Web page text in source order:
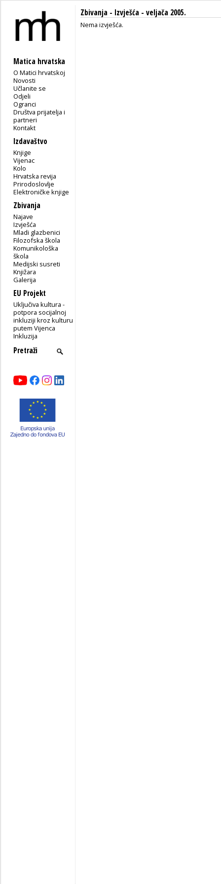
Matica hrvatska
O Matici hrvatskoj
Novosti
Učlanite se
Odjeli
Ogranci
Društva prijatelja i
partneri
Kontakt
Izdavaštvo
Knjige
Vijenac
Kolo
Hrvatska revija
Prirodoslovlje
Elektroničke knjige
Zbivanja
Najave
Izvješća
Mladi glazbenici
Filozofska škola
Komunikološka
škola
Medijski susreti
Knjižara
Galerija
EU Projekt
Uključiva kultura -
potpora socijalnoj
inkluziji kroz kulturu
putem Vijenca
Inkluzija
Zbivanja - Izvješća - veljača 2005.
Nema izvješća.